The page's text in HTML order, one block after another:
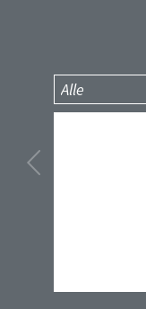
SKAramba!
Soul Rotation
Soundscapes
step up
Talks for future